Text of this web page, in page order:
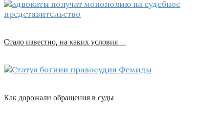
Стало известно, на каких условия …
Как дорожали обращения в суды